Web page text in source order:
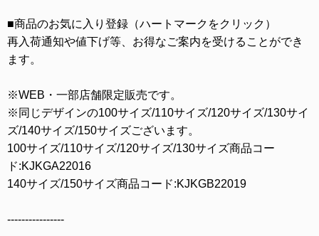
■商品のお気に入り登録（ハートマークをクリック）
再入荷通知や値下げ等、お得なご案内を受けることができ
ます。
※WEB・一部店舗限定販売です。
※同じデザインの100サイズ/110サイズ/120サイズ/130サイ
ズ/140サイズ/150サイズございます。
100サイズ/110サイズ/120サイズ/130サイズ商品コー
ド:KJKGA22016
140サイズ/150サイズ商品コード:KJKGB22019
----------------